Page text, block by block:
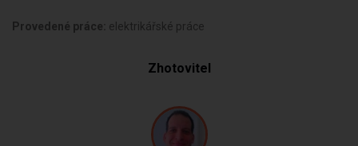
Provedené práce: elektrikářské práce
Zhotovitel